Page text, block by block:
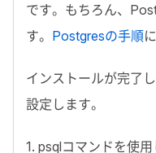
です。もちろん、
す。 Postgresの手順
インストールが完了
設定します。
1. psqlコマンドを使用